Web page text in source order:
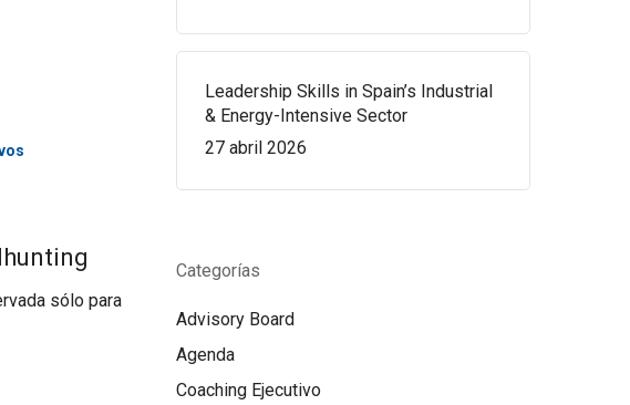
sólo para
Leadership Skills in Spain’s Industrial
& Energy-Intensive Sector
27 abril 2026
Categorías
Advisory Board
Agenda
Coaching Ejecutivo